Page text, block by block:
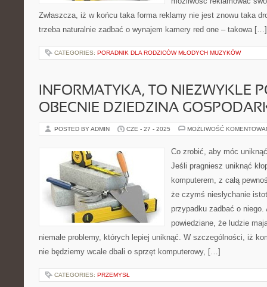
Zwłaszcza, iż w końcu taka forma reklamy nie jest znowu taka
trzeba naturalnie zadbać o wynajem kamery red one – takowa […]
CATEGORIES: PORADNIK DLA RODZICÓW MŁODYCH MUZYKÓW
INFORMATYKA, TO NIEZWYKLE
OBECNIE DZIEDZINA
POSTED BY ADMIN CZE - 27 - 2025 MOŻLIWOŚĆ
Co zrobić, aby móc
Jeśli pragniesz uniknąć
komputerem, z całą
że czymś niesłychanie
przypadku zadbać o niego.
powiedziane, że ludzie
niemałe problemy, których lepiej uniknąć. W szczególności, iż
nie będziemy wcale dbali o sprzęt komputerowy, […]
CATEGORIES: PRZEMYSŁ